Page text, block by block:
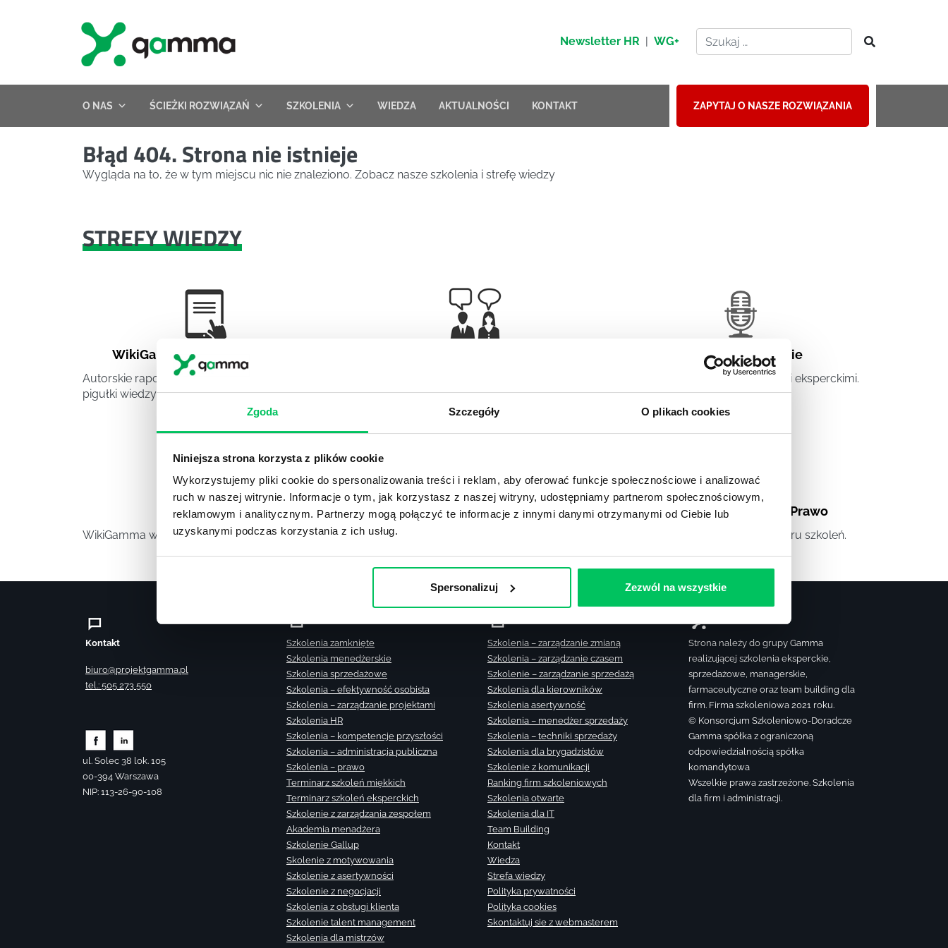
Zgoda Szczegóły O plikach cookies
Niniejsza strona korzysta z plików cookie
Wykorzystujemy pliki cookie do spersonalizowania treści i reklam, aby oferować funkcje społecznościowe i analizować
ruch w naszej witrynie. Informacje o tym, jak korzystasz z naszej witryny, udostępniamy partnerom społecznościowym,
reklamowym i analitycznym. Partnerzy mogą połączyć te informacje z innymi danymi otrzymanymi od Ciebie lub
uzyskanymi podczas korzystania z ich usług.
Spersonalizuj Zezwól na wszystkie
Newsletter HR | WG+
O NAS ŚCIEŻKI ROZWIĄZAŃ SZKOLENIA WIEDZA AKTUALNOŚCI KONTAKT ZAPYTAJ O NASZE ROZWIĄZANIA
Błąd 404. Strona nie istnieje
Wygląda na to, że w tym miejscu nic nie znaleziono. Zobacz nasze szkolenia i strefę wiedzy
STREFY WIEDZY
WikiGamma ,Delegowanie
Autorskie raporty, wartościowy know-how,
pigułki wiedzy.
obszaru HR.
Artykuły eksperckie
Artykuły związane ze szkoleniami eksperckimi.
Video
WikiGamma w formacie video.
Recenzje ,Stanowiska pracy
Recenzje książek, lista najpopularniejszych
Artykuły, Artykuły cd. Prawo
Standardowe informacje z obszaru szkoleń.
Kontakt
biuro@projektgamma.pl
tel.: 505 273 550
ul. Solec 38 lok. 105
00-394 Warszawa
NIP: 113-26-90-108
Szkolenia zamknięte
Szkolenia menedżerskie
Szkolenia sprzedażowe
Szkolenia – efektywność osobista
Szkolenia – zarządzanie projektami
Szkolenia HR
Szkolenia – kompetencje przyszłości
Szkolenia – administracja publiczna
Szkolenia – prawo
Terminarz szkoleń miękkich
Terminarz szkoleń eksperckich
Szkolenie z zarządzania zespołem
Akademia menadżera
Szkolenie Gallup
Skolenie z motywowania
Szkolenie z asertywności
Szkolenie z negocjacji
Szkolenia z obsługi klienta
Szkolenie talent management
Szkolenia dla mistrzów
Szkolenia – zarządzanie zmianą
Szkolenia – zarządzanie czasem
Szkolenie – zarządzanie sprzedażą
Szkolenia dla kierowników
Szkolenia asertywność
Szkolenia – menedżer sprzedaży
Szkolenia – techniki sprzedaży
Szkolenia dla brygadzistów
Szkolenie z komunikacji
Ranking firm szkoleniowych
Szkolenia otwarte
Szkolenia dla IT
Team Building
Kontakt
Wiedza
Strefa wiedzy
Polityka prywatności
Polityka cookies
Skontaktuj sie z webmasterem
Strona należy do grupy Gamma
realizującej szkolenia eksperckie,
sprzedażowe, managerskie,
farmaceutyczne oraz team building dla
firm. Firma szkoleniowa 2021 roku.
© Konsorcjum Szkoleniowo-Doradcze
Gamma spółka z ograniczoną
odpowiedzialnością spółka
komandytowa
Wszelkie prawa zastrzeżone. Szkolenia
dla firm i administracji.